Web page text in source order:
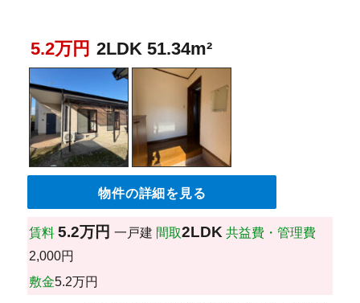
5.2万円 2LDK 51.34m²
物件の詳細を見る
賃料 5.2万円一戸建 間取2LDK 共益費・管理費
2,000円
敷金5.2万円